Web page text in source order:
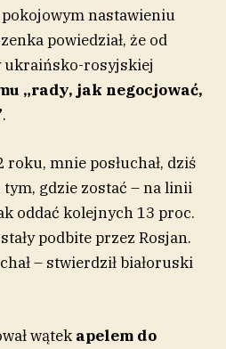
nastawieniu
powiedział, że od
rosyjskiej
„rady, jak negocjować,
.
roku, mnie posłuchał, dziś
tym, gdzie zostać – na linii
oddać kolejnych 13 proc.
podbite przez Rosjan.
– stwierdził białoruski
wątek apelem do